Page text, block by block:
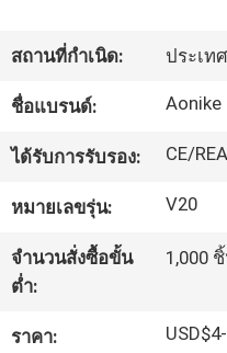
เกี่ยว
กับ
เรา
โรงงาน
สถานที่กำเนิด: ประเท
ชื่อแบรนด์: Aonike
ได้รับการรับรอง: CE/
หมายเลขรุ่น: V20
จำนวนสั่งซื้อขั้น
ต่ำ:
1,000
ราคา: